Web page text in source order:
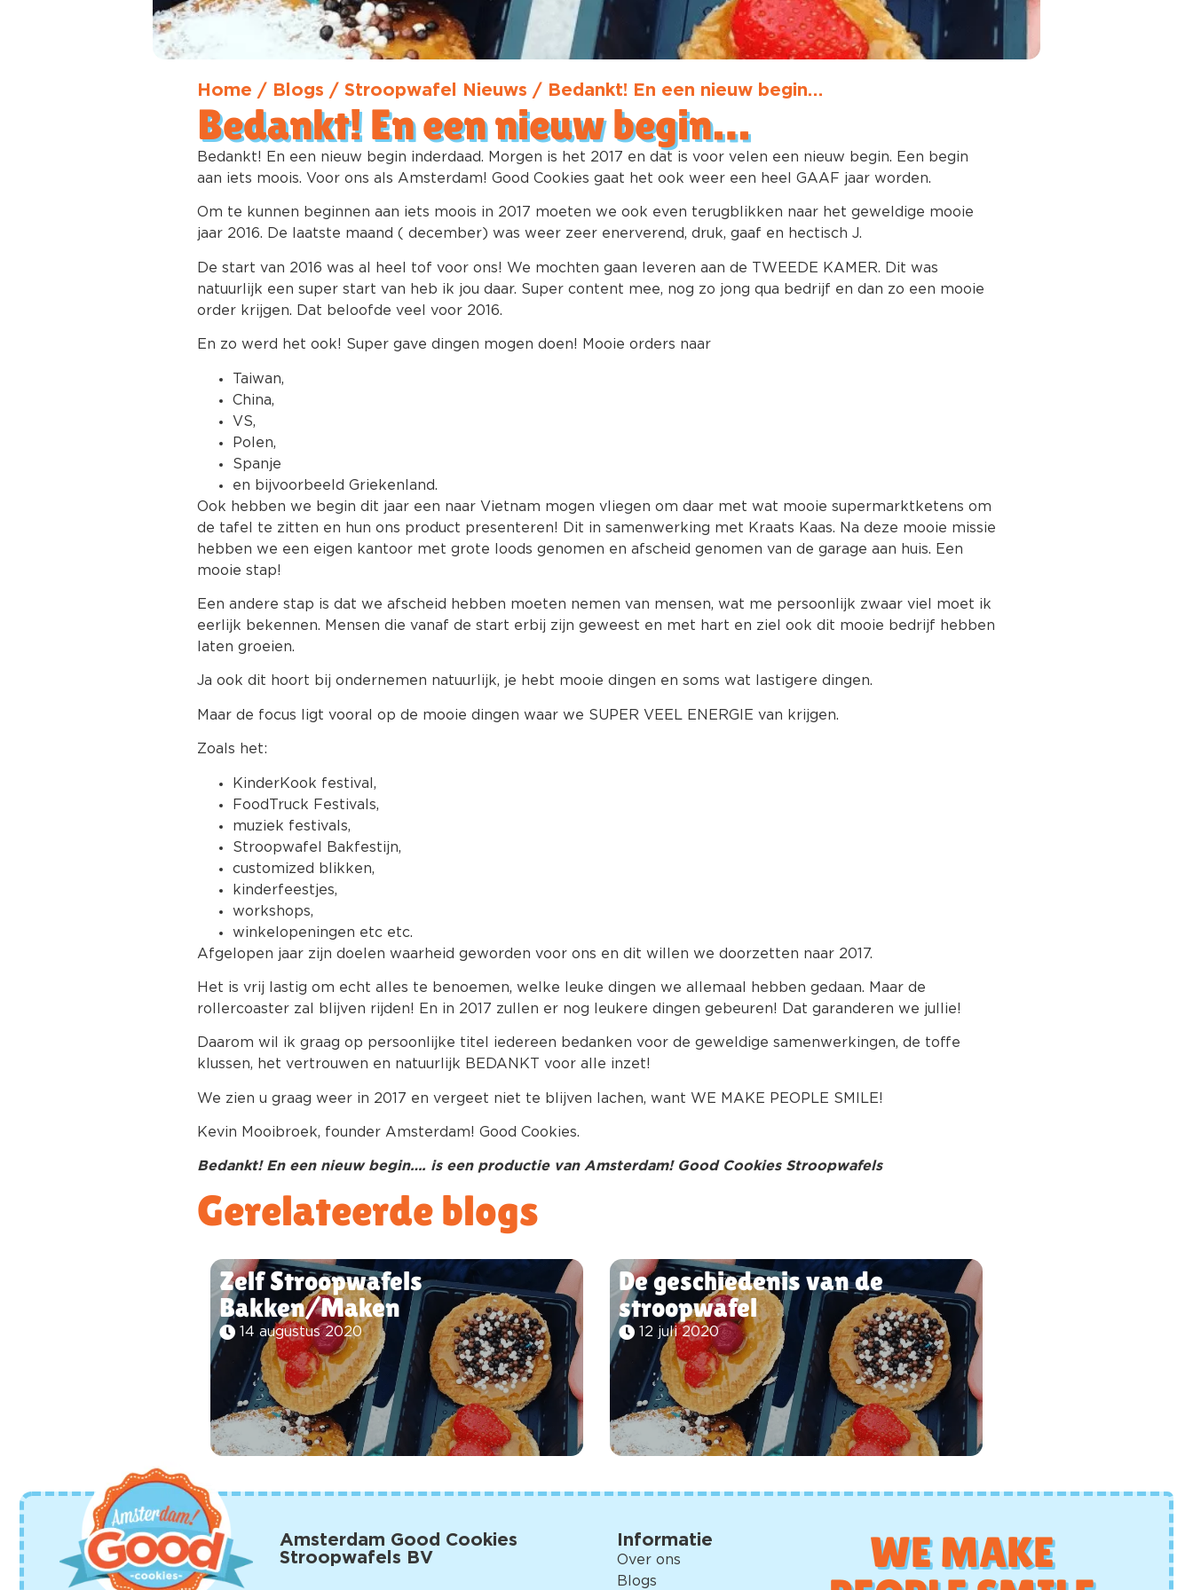
Home / Blogs / Stroopwafel Nieuws / Bedankt! En een nieuw begin…
Bedankt! En een nieuw begin…
Bedankt! En een nieuw begin inderdaad. Morgen is het 2017 en dat is voor velen een nieuw begin. Een begin
aan iets moois. Voor ons als Amsterdam! Good Cookies gaat het ook weer een heel GAAF jaar worden.
Om te kunnen beginnen aan iets moois in 2017 moeten we ook even terugblikken naar het geweldige mooie
jaar 2016. De laatste maand ( december) was weer zeer enerverend, druk, gaaf en hectisch J.
De start van 2016 was al heel tof voor ons! We mochten gaan leveren aan de TWEEDE KAMER. Dit was
natuurlijk een super start van heb ik jou daar. Super content mee, nog zo jong qua bedrijf en dan zo een mooie
order krijgen. Dat beloofde veel voor 2016.
En zo werd het ook! Super gave dingen mogen doen! Mooie orders naar
Taiwan,
China,
VS,
Polen,
Spanje
en bijvoorbeeld Griekenland.
Ook hebben we begin dit jaar een naar Vietnam mogen vliegen om daar met wat mooie supermarktketens om
de tafel te zitten en hun ons product presenteren! Dit in samenwerking met Kraats Kaas. Na deze mooie missie
hebben we een eigen kantoor met grote loods genomen en afscheid genomen van de garage aan huis. Een
mooie stap!
Een andere stap is dat we afscheid hebben moeten nemen van mensen, wat me persoonlijk zwaar viel moet ik
eerlijk bekennen. Mensen die vanaf de start erbij zijn geweest en met hart en ziel ook dit mooie bedrijf hebben
laten groeien.
Ja ook dit hoort bij ondernemen natuurlijk, je hebt mooie dingen en soms wat lastigere dingen.
Maar de focus ligt vooral op de mooie dingen waar we SUPER VEEL ENERGIE van krijgen.
Zoals het:
KinderKook festival,
FoodTruck Festivals,
muziek festivals,
Stroopwafel Bakfestijn,
customized blikken,
kinderfeestjes,
workshops,
winkelopeningen etc etc.
Afgelopen jaar zijn doelen waarheid geworden voor ons en dit willen we doorzetten naar 2017.
Het is vrij lastig om echt alles te benoemen, welke leuke dingen we allemaal hebben gedaan. Maar de
rollercoaster zal blijven rijden! En in 2017 zullen er nog leukere dingen gebeuren! Dat garanderen we jullie!
Daarom wil ik graag op persoonlijke titel iedereen bedanken voor de geweldige samenwerkingen, de toffe
klussen, het vertrouwen en natuurlijk BEDANKT voor alle inzet!
We zien u graag weer in 2017 en vergeet niet te blijven lachen, want WE MAKE PEOPLE SMILE!
Kevin Mooibroek, founder Amsterdam! Good Cookies.
Bedankt! En een nieuw begin…. is een productie van Amsterdam! Good Cookies Stroopwafels
Gerelateerde blogs
Zelf Stroopwafels
Bakken/Maken
14 augustus 2020
De geschiedenis van de
stroopwafel
12 juli 2020
Amsterdam Good Cookies
Stroopwafels BV
Informatie
Over ons
Blogs
WE MAKE